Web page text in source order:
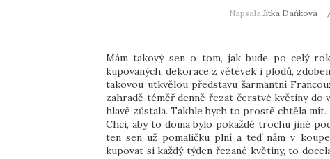
NapsalaJitka Daňková
Mám takový sen o tom, jak bude po celý
kupovaných, dekorace z větévek i plodů,
takovou utkvělou představu šarmantní
zahradě téměř denně řezat čerstvé květiny do
hlavě zůstala. Takhle bych to prostě chtěla mít.
Chci, aby to doma bylo pokaždé trochu jiné
ten sen už pomaličku plní a teď nám v
kupovat si každý týden řezané květiny, to